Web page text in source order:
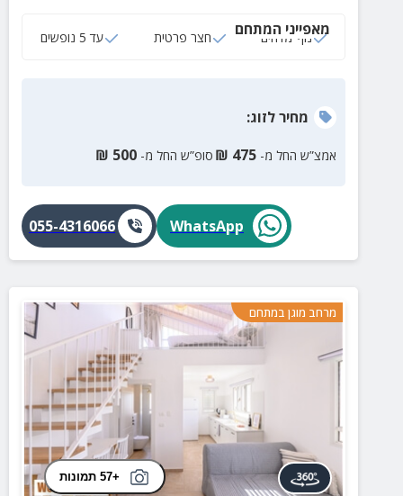
מאפייני המתחם
נוף מדהים חצר פרטית עד 5 נופשים
מחירלזוג:
אמצ”ש החל מ- 475
₪ סופ”ש החל מ- 500
₪
WhatsApp
055-4316066
מרחב מוגן במתחם
+57 תמונות